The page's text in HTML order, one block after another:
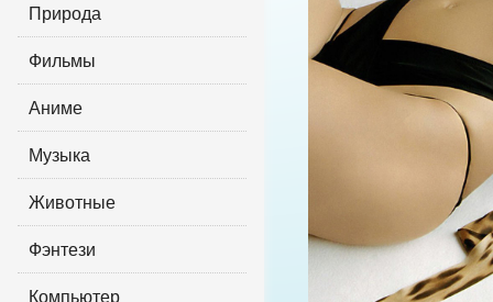
Природа
Фильмы
Аниме
Музыка
Животные
Фэнтези
Компьютер